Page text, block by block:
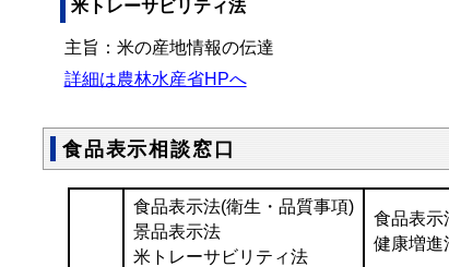
米トレーサビリティ法
主旨：米の産地情報の伝達
詳細は農林水産省HPへ
食品表示相談窓口
食品表示法(衛生・品質事項)
景品表示法
米トレーサビリティ法
食品表示
健康増進